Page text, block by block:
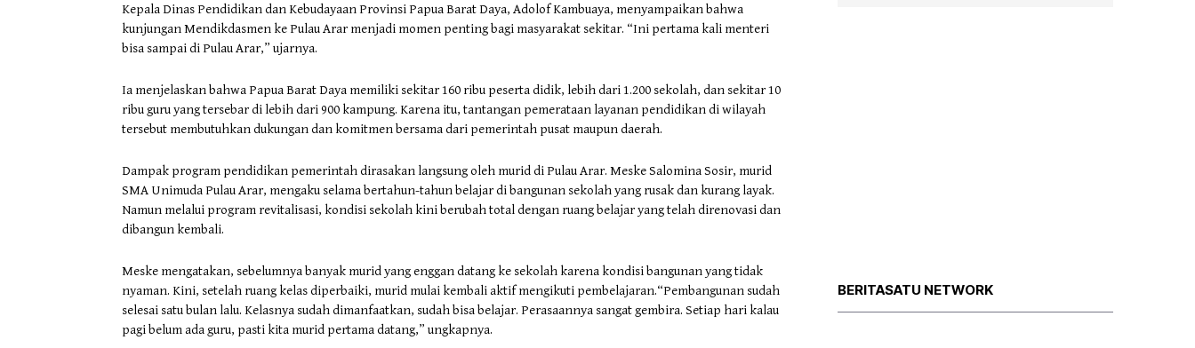
Kepala Dinas Pendidikan dan Kebudayaan Provinsi Papua Barat Daya, Adolof Kambuaya, menyampaikan bahwa
kunjungan Mendikdasmen ke Pulau Arar menjadi momen penting bagi masyarakat sekitar. “Ini pertama kali menteri
bisa sampai di Pulau Arar,” ujarnya.
Ia menjelaskan bahwa Papua Barat Daya memiliki sekitar 160 ribu peserta didik, lebih dari 1.200 sekolah, dan sekitar 10
ribu guru yang tersebar di lebih dari 900 kampung. Karena itu, tantangan pemerataan layanan pendidikan di wilayah
tersebut membutuhkan dukungan dan komitmen bersama dari pemerintah pusat maupun daerah.
Dampak program pendidikan pemerintah dirasakan langsung oleh murid di Pulau Arar. Meske Salomina Sosir, murid
SMA Unimuda Pulau Arar, mengaku selama bertahun-tahun belajar di bangunan sekolah yang rusak dan kurang layak.
Namun melalui program revitalisasi, kondisi sekolah kini berubah total dengan ruang belajar yang telah direnovasi dan
dibangun kembali.
Meske mengatakan, sebelumnya banyak murid yang enggan datang ke sekolah karena kondisi bangunan yang tidak
nyaman. Kini, setelah ruang kelas diperbaiki, murid mulai kembali aktif mengikuti pembelajaran.“Pembangunan sudah
selesai satu bulan lalu. Kelasnya sudah dimanfaatkan, sudah bisa belajar. Perasaannya sangat gembira. Setiap hari kalau
pagi belum ada guru, pasti kita murid pertama datang,” ungkapnya.
BERITASATU NETWORK